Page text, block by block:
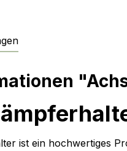
ist ein hochwertiges